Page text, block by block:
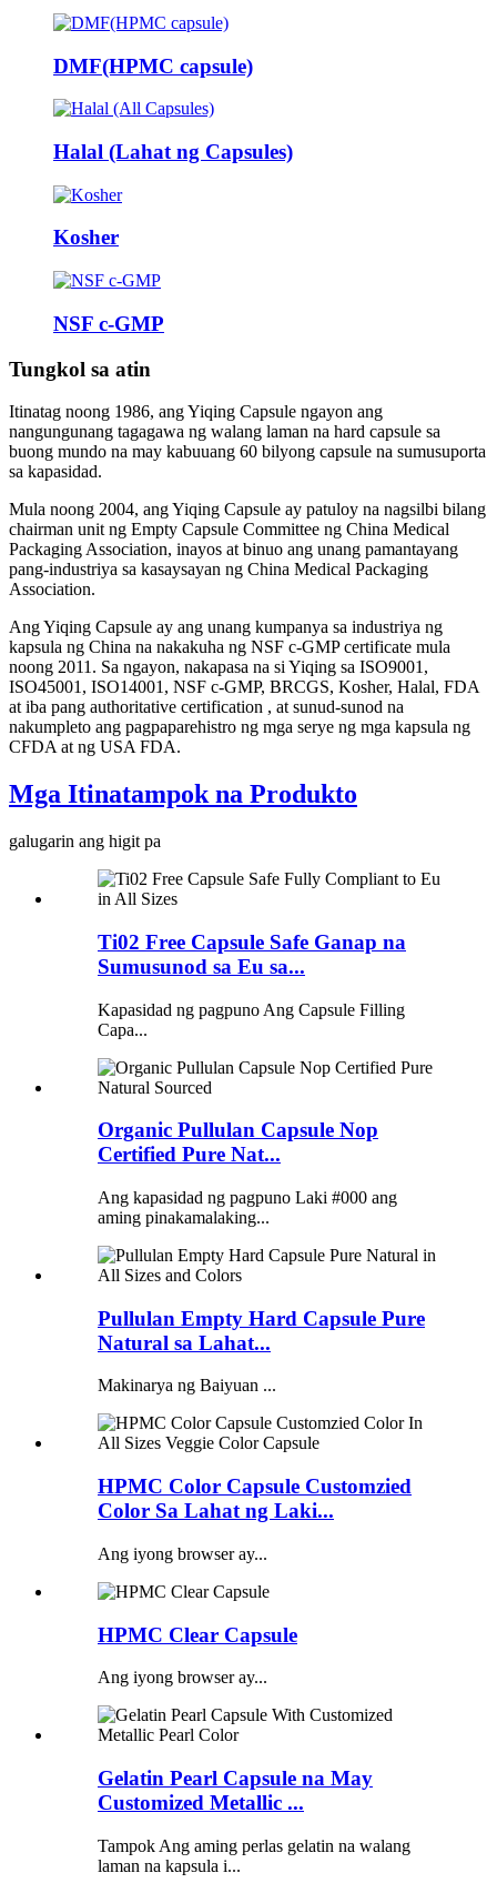
DMF(HPMC capsule)
Halal (Lahat ng Capsules)
Kosher
NSF c-GMP
Tungkol sa atin
Itinatag noong 1986, ang Yiqing Capsule ngayon ang
nangungunang tagagawa ng walang laman na hard capsule sa
buong mundo na may kabuuang 60 bilyong capsule na sumusuporta
sa kapasidad.
Mula noong 2004, ang Yiqing Capsule ay patuloy na nagsilbi bilang
chairman unit ng Empty Capsule Committee ng China Medical
Packaging Association, inayos at binuo ang unang pamantayang
pang-industriya sa kasaysayan ng China Medical Packaging
Association.
Ang Yiqing Capsule ay ang unang kumpanya sa industriya ng
kapsula ng China na nakakuha ng NSF c-GMP certificate mula
noong 2011. Sa ngayon, nakapasa na si Yiqing sa ISO9001,
ISO45001, ISO14001, NSF c-GMP, BRCGS, Kosher, Halal, FDA
at iba pang authoritative certification , at sunud-sunod na
nakumpleto ang pagpaparehistro ng mga serye ng mga kapsula ng
CFDA at ng USA FDA.
Mga Itinatampok na Produkto
galugarin ang higit pa
Ti02 Free Capsule Safe Ganap na
Sumusunod sa Eu sa...
Kapasidad ng pagpuno Ang Capsule Filling
Capa...
Organic Pullulan Capsule Nop
Certified Pure Nat...
Ang kapasidad ng pagpuno Laki #000 ang
aming pinakamalaking...
Pullulan Empty Hard Capsule Pure
Natural sa Lahat...
Makinarya ng Baiyuan ...
HPMC Color Capsule Customzied
Color Sa Lahat ng Laki...
Ang iyong browser ay...
HPMC Clear Capsule
Ang iyong browser ay...
Gelatin Pearl Capsule na May
Customized Metallic ...
Tampok Ang aming perlas gelatin na walang
laman na kapsula i...